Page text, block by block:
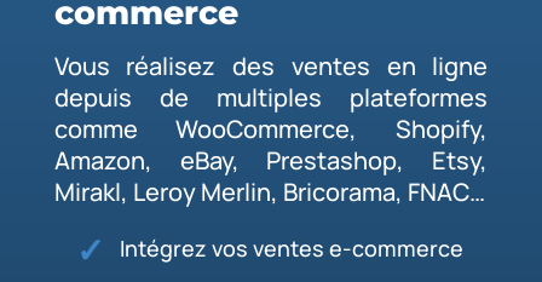
commerce
Vous réalisez des ventes en ligne
depuis de multiples plateformes
comme WooCommerce, Shopify,
Amazon, eBay, Prestashop, Etsy,
Mirakl, Leroy Merlin, Bricorama, FNAC…
Intégrez vos ventes e-commerce